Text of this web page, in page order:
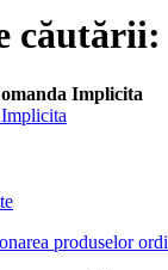
căutării:
Implicita
produselor